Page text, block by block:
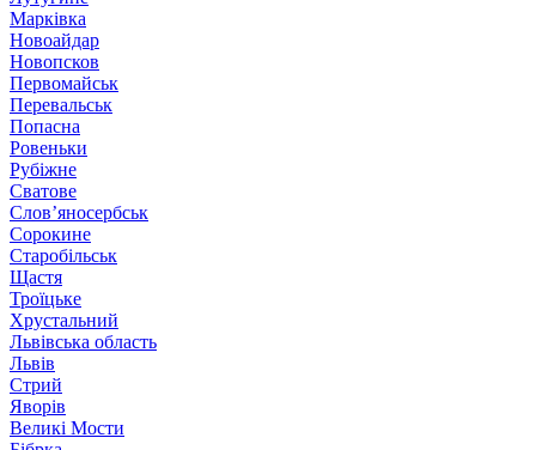
Марківка
Новоайдар
Новопсков
Первомайськ
Перевальськ
Попасна
Ровеньки
Рубіжне
Сватове
Слов’яносербськ
Сорокине
Старобільськ
Щастя
Троїцьке
Хрустальний
Львівська область
Львів
Стрий
Яворів
Великі Мости